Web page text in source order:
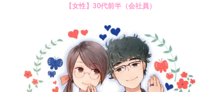
【女性】30代前半（会社員）